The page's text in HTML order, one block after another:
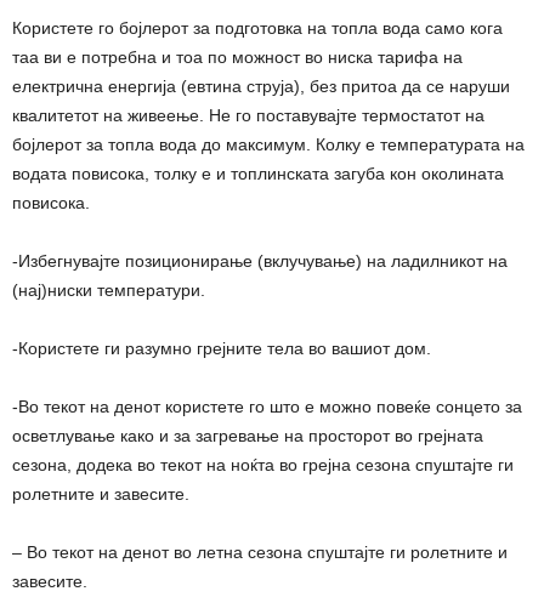
Користете го бојлерот за подготовка на топла вода само кога
таа ви е потребна и тоа по можност во ниска тарифа на
електрична енергија (евтина струја), без притоа да се наруши
квалитетот на живеење. Не го поставувајте термостатот на
бојлерот за топла вода до максимум. Колку е температурата на
водата повисока, толку е и топлинската загуба кон околината
повисока.
-Избегнувајте позиционирање (вклучување) на ладилникот на
(нај)ниски температури.
-Користете ги разумно грејните тела во вашиот дом.
-Во текот на денот користете го што е можно повеќе сонцето за
осветлување како и за загревање на просторот во грејната
сезона, додека во текот на ноќта во грејна сезона спуштајте ги
ролетните и завесите.
– Во текот на денот во летна сезона спуштајте ги ролетните и
завесите.